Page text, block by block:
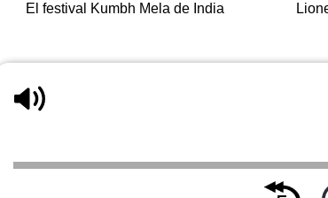
El festival Kumbh Mela de India